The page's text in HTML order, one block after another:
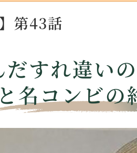
第43話
すれ違い
名コンビの